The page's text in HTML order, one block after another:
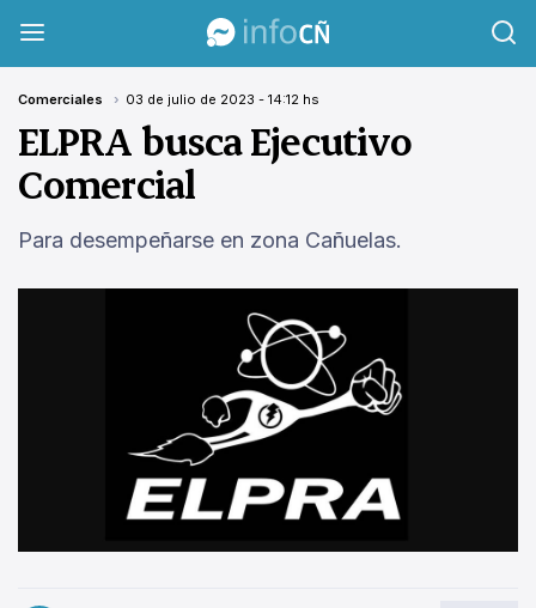
Comerciales 03 de julio de 2023 - 14:12 hs
ELPRA busca Ejecutivo
Comercial
Para desempeñarse en zona Cañuelas.